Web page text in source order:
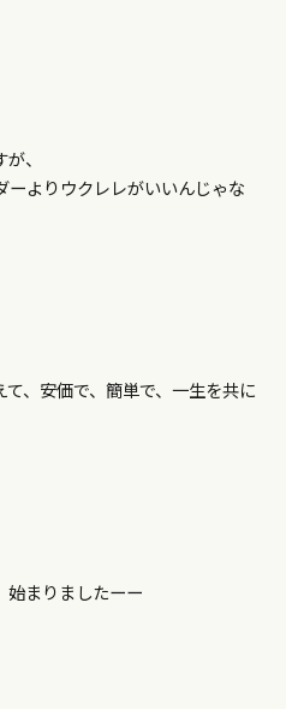
、
よりウクレレがいいんじゃな
、安価で、簡単で、一生を共に
始まりましたーー